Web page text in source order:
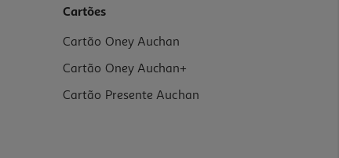
Cartões
Cartão Oney Auchan
Cartão Oney Auchan+
Cartão Presente Auchan